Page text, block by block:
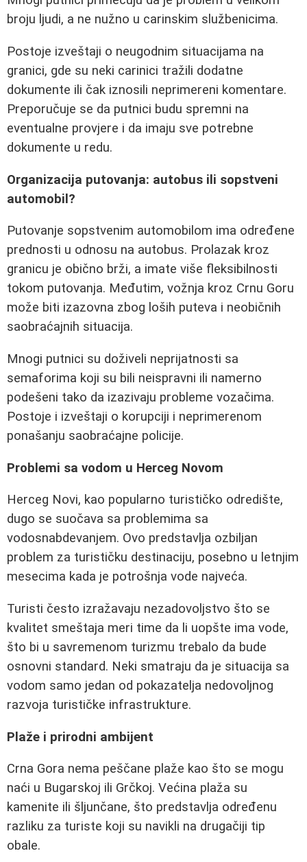
broju ljudi, a ne nužno u carinskim službenicima.
Postoje izveštaji o neugodnim situacijama na
granici, gde su neki carinici tražili dodatne
dokumente ili čak iznosili neprimereni komentare.
Preporučuje se da putnici budu spremni na
eventualne provjere i da imaju sve potrebne
dokumente u redu.
Organizacija putovanja: autobus ili sopstveni
automobil?
Putovanje sopstvenim automobilom ima određene
prednosti u odnosu na autobus. Prolazak kroz
granicu je obično brži, a imate više fleksibilnosti
tokom putovanja. Međutim, vožnja kroz Crnu Goru
može biti izazovna zbog loših puteva i neobičnih
saobraćajnih situacija.
Mnogi putnici su doživeli neprijatnosti sa
semaforima koji su bili neispravni ili namerno
podešeni tako da izazivaju probleme vozačima.
Postoje i izveštaji o korupciji i neprimerenom
ponašanju saobraćajne policije.
Problemi sa vodom u Herceg Novom
Herceg Novi, kao popularno turističko odredište,
dugo se suočava sa problemima sa
vodosnabdevanjem. Ovo predstavlja ozbiljan
problem za turističku destinaciju, posebno u letnjim
mesecima kada je potrošnja vode najveća.
Turisti često izražavaju nezadovoljstvo što se
kvalitet smeštaja meri time da li uopšte ima vode,
što bi u savremenom turizmu trebalo da bude
osnovni standard. Neki smatraju da je situacija sa
vodom samo jedan od pokazatelja nedovoljnog
razvoja turističke infrastrukture.
Plaže i prirodni ambijent
Crna Gora nema peščane plaže kao što se mogu
naći u Bugarskoj ili Grčkoj. Većina plaža su
kamenite ili šljunčane, što predstavlja određenu
razliku za turiste koji su navikli na drugačiji tip
obale.